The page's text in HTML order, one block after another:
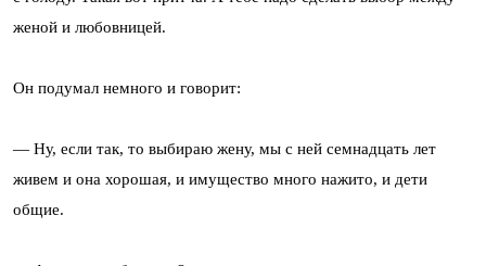
женой и любовницей.
Он подумал немного и говорит:
— Ну, если так, то выбираю жену, мы с ней семнадцать лет
живем и она хорошая, и имущество много нажито, и дети
общие.